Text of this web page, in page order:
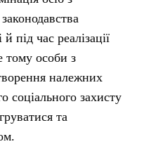
під час реалізації
особи з
належних
соціального захисту
та